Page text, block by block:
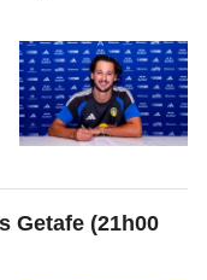
Getafe (21h00